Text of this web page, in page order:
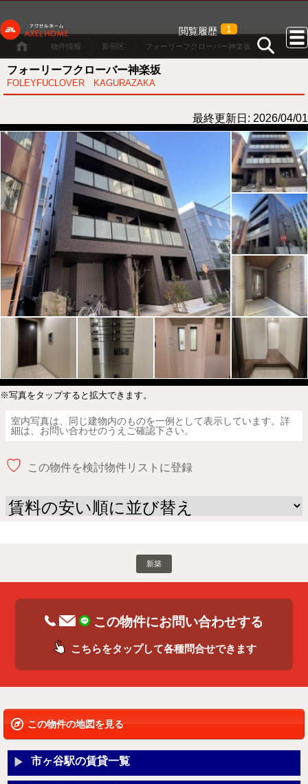
閲覧履歴 1
物件情報 新宿区 フォーリーフクローバー神楽坂
フォーリーフクローバー神楽坂
FOLEYFUCLOVER KAGURAZAKA
最終更新日: 2026/04/01
※写真をタップすると拡大できます。
室内写真は、同じ建物内のものを一例として表示しています。詳
細は、お問い合わせのうえご確認下さい。
♡ この物件を検討物件リストに登録
新築
この物件にお問い合わせする
こちらをタップして各種問合せできます
この物件の地図を見る
市ヶ谷駅の賃貸一覧